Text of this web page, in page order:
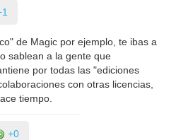
de Magic por ejemplo, te ibas a
sablean a la gente que
por todas las "ediciones
con otras licencias,
tiempo.
+0